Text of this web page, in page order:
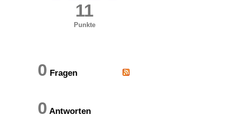
11
Punkte
0 Fragen
0 Antworten